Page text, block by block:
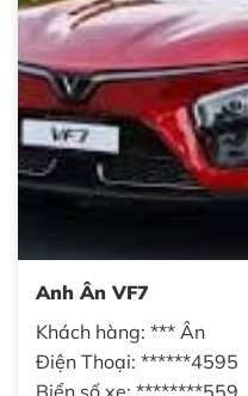
Anh Ân VF7
Khách hàng: *** Ân
Điện Thoại: ******4595